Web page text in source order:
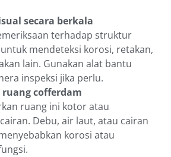
secara berkala
terhadap struktur
mendeteksi korosi, retakan,
lain. Gunakan alat bantu
inspeksi jika perlu.
cofferdam
ruang ini kotor atau
Debu, air laut, atau cairan
korosi atau